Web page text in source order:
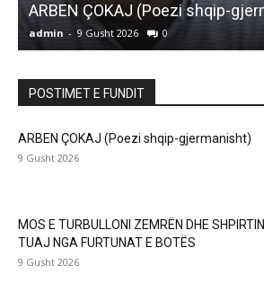
TUAJ NGA FURTUNAT E BOTËS
admin - 9 Gusht 2026 0
POSTIMET E FUNDIT
ARBEN ÇOKAJ (Poezi shqip-gjermanisht)
9 Gusht 2026
MOS E TURBULLONI ZEMRËN DHE SHPIRTIN
TUAJ NGA FURTUNAT E BOTËS
9 Gusht 2026